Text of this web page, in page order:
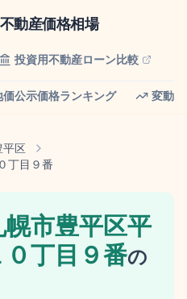
動産価格相場
投資用不動産ローン比較
価公示価格ランキング 変動
平区
丁目９番
市豊平区平
０丁目９番の